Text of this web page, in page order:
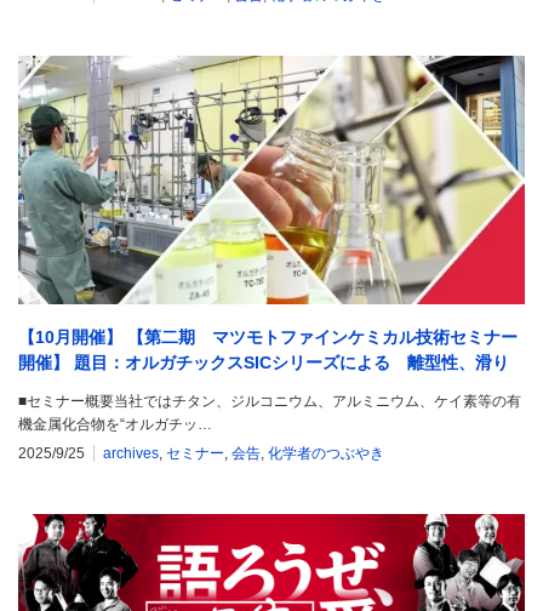
【10月開催】 【第二期 マツモトファインケミカル技術セミナー
開催】 題目：オルガチックスSICシリーズによる 離型性、滑り
■セミナー概要当社ではチタン、ジルコニウム、アルミニウム、ケイ素等の有
機金属化合物を“オルガチッ…
2025/9/25
archives, セミナー, 会告, 化学者のつぶやき